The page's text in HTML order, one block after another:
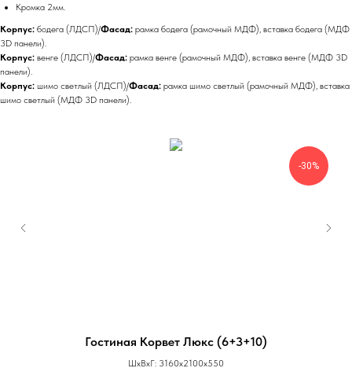
Кромка 2мм.
Корпус: бодега (ЛДСП)/Фасад: рамка бодега (рамочный МДФ), вставка бодега (МДФ
3D панели).
Корпус: венге (ЛДСП)/Фасад: рамка венге (рамочный МДФ), вставка венге (МДФ 3D
панели).
Корпус: шимо светлый (ЛДСП)/Фасад: рамка шимо светлый (рамочный МДФ), вставка
шимо светлый (МДФ 3D панели).
-30%
Гостиная Корвет Люкс (6+3+10)
ШхВхГ: 3160х2100х550